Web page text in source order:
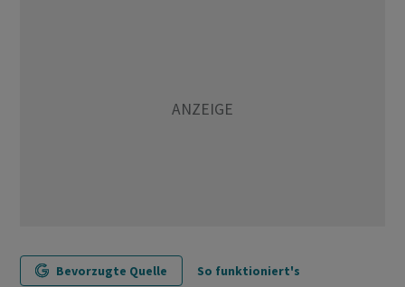
Bevorzugte Quelle So funktioniert's